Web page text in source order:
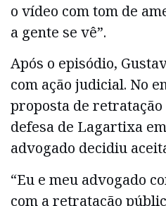
o vídeo com tom de
a gente se vê”.
Após o episódio,
com ação judicial. No
proposta de
defesa de Lagartixa
advogado decidiu
“Eu e meu advogado
com a retratação